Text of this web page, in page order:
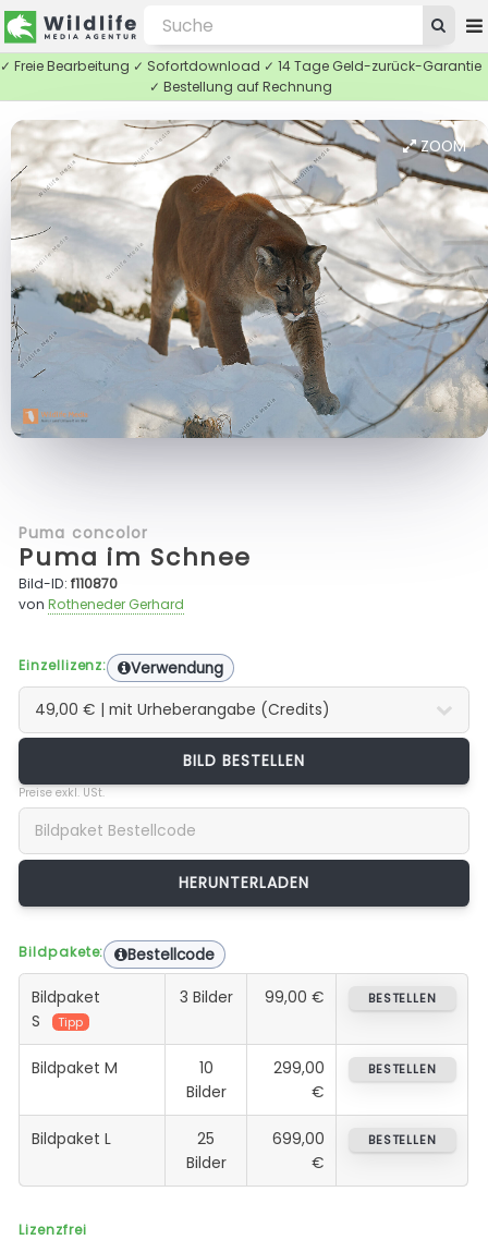
✓ Freie Bearbeitung ✓ Sofortdownload ✓ 14 Tage Geld-zurück-Garantie
✓ Bestellung auf Rechnung
ZOOM
Puma concolor
Puma im Schnee
Bild-ID:f110870
vonRotheneder Gerhard
Einzellizenz: Verwendung
BILD BESTELLEN
Preise exkl. USt.
Bildpakete: Bestellcode
Bildpaket
S
Tipp
3 Bilder 99,00 € BESTELLEN
Bildpaket M
10
Bilder
299,00
€
BESTELLEN
Bildpaket L
25
Bilder
699,00
€
BESTELLEN
Lizenzfrei